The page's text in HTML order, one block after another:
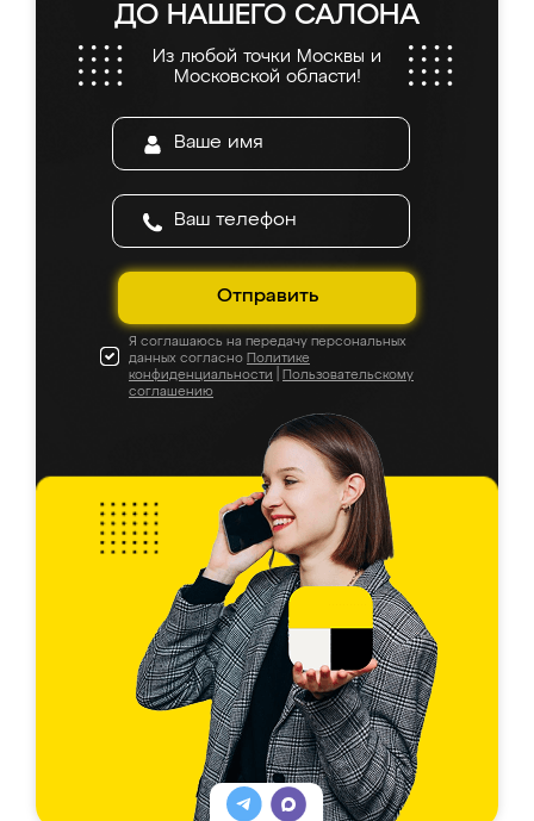
ДО НАШЕГО САЛОНА
Из любой точки Москвы и
Московской области!
Отправить
Я соглашаюсь на передачу персональных
данных согласно Политике
конфиденциальности
Пользовательскому
соглашению